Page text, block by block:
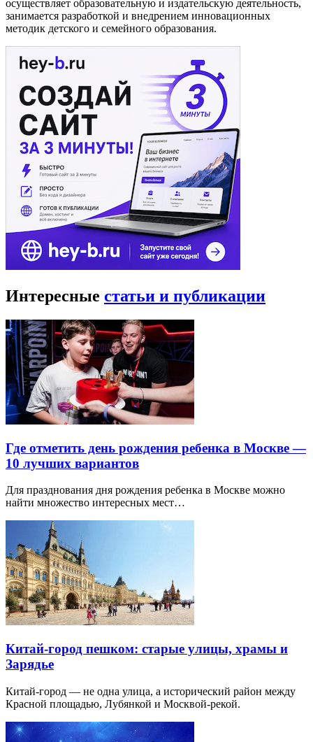
осуществляет образовательную и издательскую деятельность,
занимается разработкой и внедрением инновационных
методик детского и семейного образования.
Интересные статьи и публикации
Где отметить день рождения ребенка в Москве —
10 лучших вариантов
Для празднования дня рождения ребенка в Москве можно
найти множество интересных мест…
Китай-город пешком: старые улицы, храмы и
Зарядье
Китай-город — не одна улица, а исторический район между
Красной площадью, Лубянкой и Москвой-рекой.